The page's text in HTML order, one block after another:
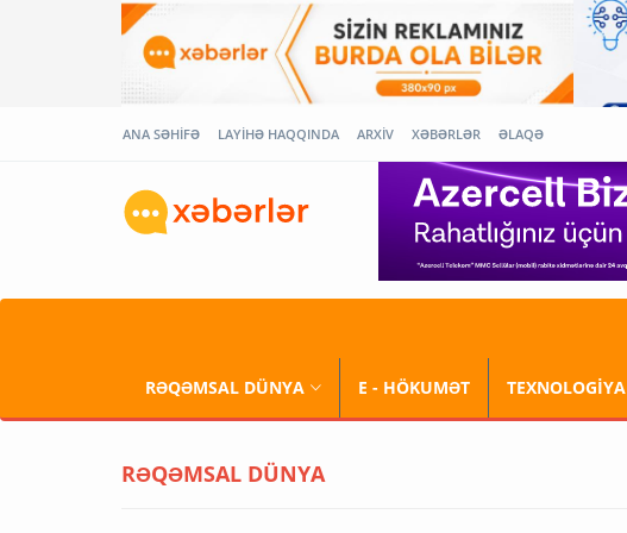
ANA SƏHİFƏ LAYİHƏ HAQQINDA ARXİV XƏBƏRLƏR ƏLAQƏ
RƏQƏMSAL DÜNYA E - HÖKUMƏT TEXNOLOGİYA
RƏQƏMSAL DÜNYA